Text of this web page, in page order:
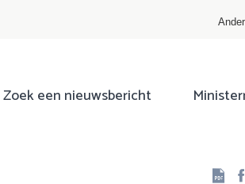
Zoek een nieuwsbericht